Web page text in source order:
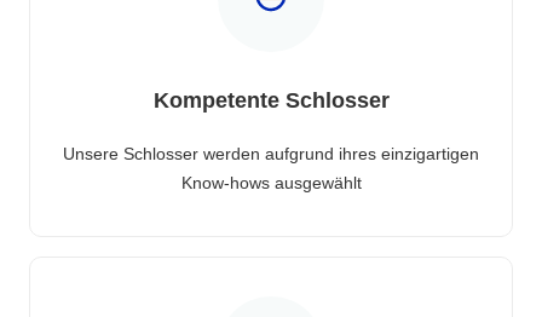
Kompetente Schlosser
Unsere Schlosser werden aufgrund ihres einzigartigen
Know-hows ausgewählt